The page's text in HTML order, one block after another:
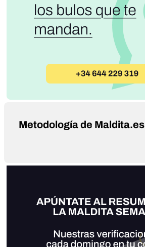
Metodología de Maldita.es